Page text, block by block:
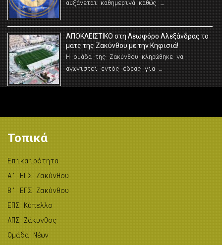
αυξάνεται καθημερινά καθώς …
AΠΟΚΛΕΙΣΤΙΚΟ στη Λεωφόρο Αλεξάνδρας το
ματς της Ζακύνθου με την Κηφισιά!
Η ομάδα της Ζακύνθου κληρώθηκε να
αγωνιστεί εντός έδρας για …
Τοπικά
Επικαιρότητα
A’ ΕΠΣ Ζακύνθου
B’ ΕΠΣ Ζακύνθου
ΕΠΣ Κύπελλο
ΑΠΣ Ζάκυνθος
Ομάδα Νέων